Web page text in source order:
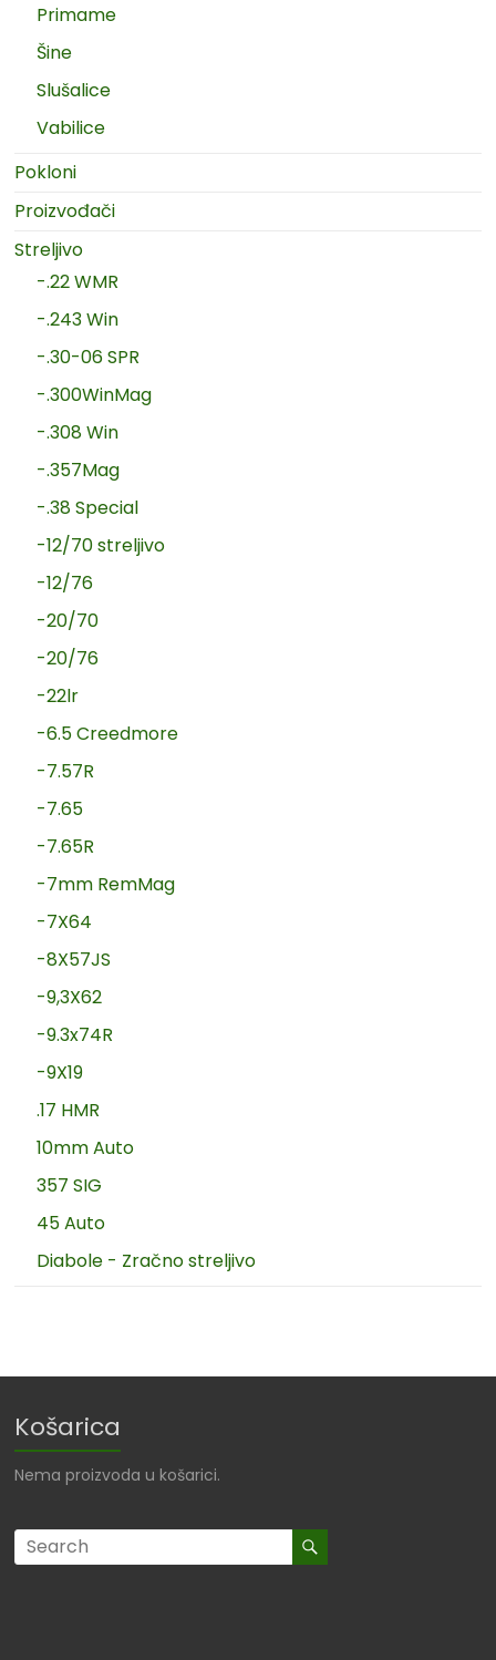
Primame
Šine
Slušalice
Vabilice
Pokloni
Proizvođači
Streljivo
-.22 WMR
-.243 Win
-.30-06 SPR
-.300WinMag
-.308 Win
-.357Mag
-.38 Special
-12/70 streljivo
-12/76
-20/70
-20/76
-22lr
-6.5 Creedmore
-7.57R
-7.65
-7.65R
-7mm RemMag
-7X64
-8X57JS
-9,3X62
-9.3x74R
-9X19
.17 HMR
10mm Auto
357 SIG
45 Auto
Diabole - Zračno streljivo
Košarica
Nema proizvoda u košarici.